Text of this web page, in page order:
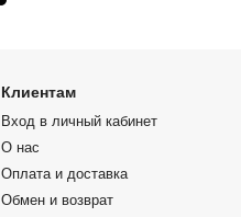
Клиентам
Вход в личный кабинет
О нас
Оплата и доставка
Обмен и возврат